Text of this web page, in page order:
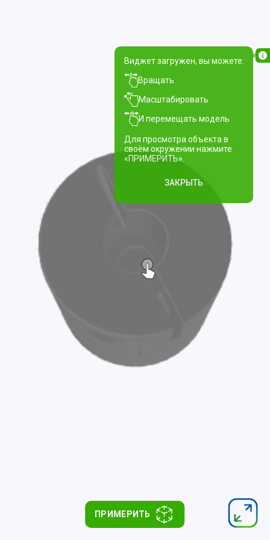
ПРИМЕРИТЬ
Виджет загружен, вы можете:
Вращать
Масштабировать
И перемещать модель
Для просмотра объекта в
своём окружении нажмите
«ПРИМЕРИТЬ».
ЗАКРЫТЬ